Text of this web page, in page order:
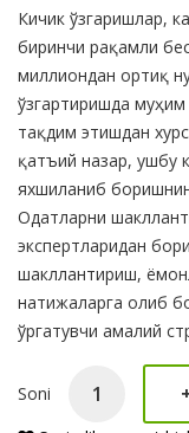
Product
Summery
Кичик ўзгаришлар,
биринчи рақамли
миллиондан ортиқ
ўзгартиришда
тақдим этишдан
қатъий назар, ушбу
яхшиланиб
Одатларни
экспертларидан
шакллантириш,
натижаларга олиб
ўргатувчи амалий
Soni +